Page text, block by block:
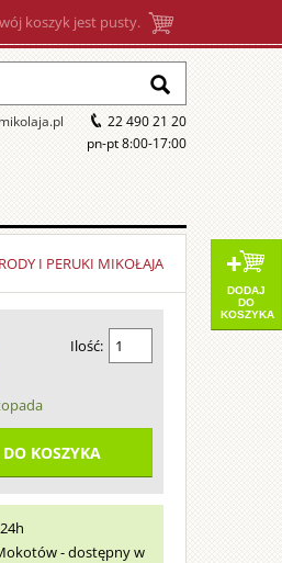
koszyk jest pusty.
22 490 21 20
pn-pt 8:00-17:00
DODAJ
DO
KOSZYKA
I PERUKI MIKOŁAJA
Ilość:
KOSZYKA
- dostępny w